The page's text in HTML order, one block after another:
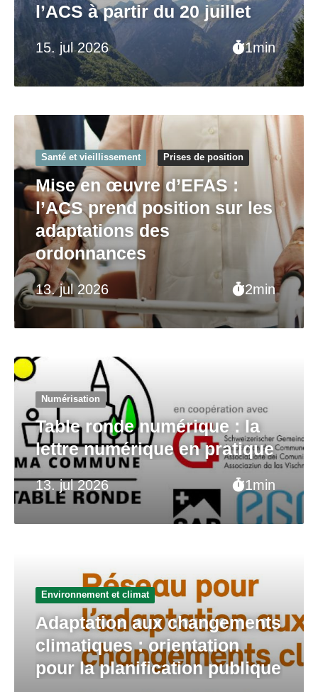
15. jul 2026 1min
l’ACS à partir du 20 juillet
13. jul 2026 2min
Santé et vieillissement Prises de position
Mise en œuvre d’EFAS :
l’ACS prend position sur les
adaptations des
ordonnances
13. jul 2026 1min
Numérisation
Table ronde numérique : la
lettre numérique en pratique
Environnement et climat
Adaptation aux changements
climatiques : orientation
pour la planification publique